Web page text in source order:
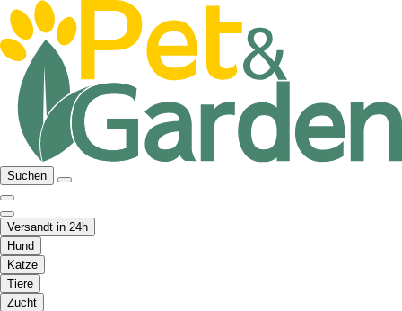
Suchen
Versandt in 24h
Hund
Katze
Tiere
Zucht